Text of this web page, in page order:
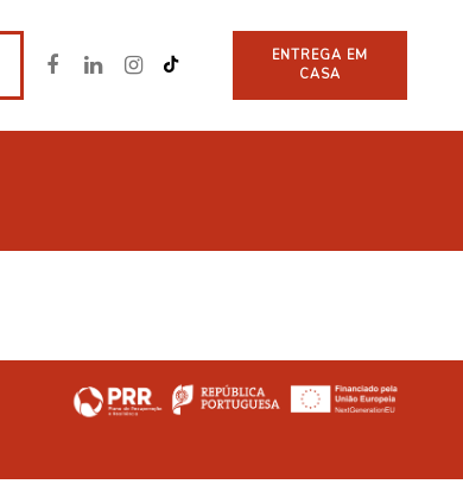
ENTREGA EM
CASA